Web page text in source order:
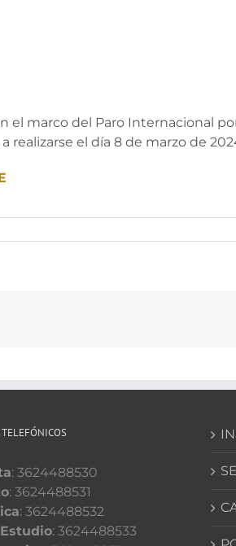
el marco del Paro Internacional
realizarse el día 8 de marzo de
: 3624488530
: 3624488531
: 3624488532
: 3624488533